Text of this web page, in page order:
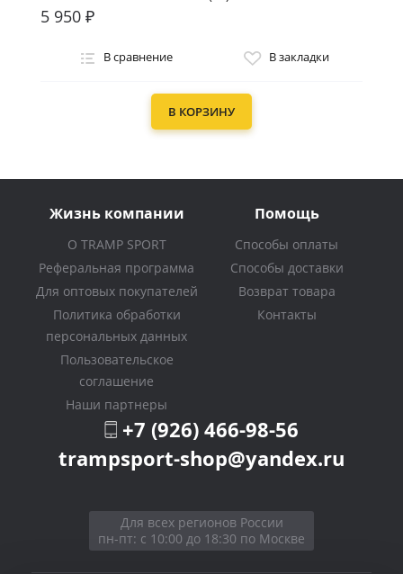
5 950 ₽
В сравнение В закладки
В КОРЗИНУ
Жизнь компании
О TRAMP SPORT
Реферальная программа
Для оптовых покупателей
Политика обработки
персональных данных
Пользовательское
соглашение
Наши партнеры
Помощь
Способы оплаты
Способы доставки
Возврат товара
Контакты
+7 (926) 466-98-56
trampsport-shop@yandex.ru
Для всех регионов России
пн-пт: с 10:00 до 18:30 по Москве